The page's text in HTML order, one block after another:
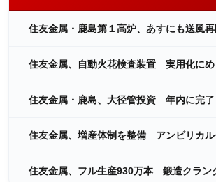
住友金属・鹿島第１高炉、あすにも送風再
住友金属、自動火花検査装置 実用化に
住友金属・鹿島、大径管投資 年内に完了
住友金属、増産体制を整備 アンビリカル
住友金属、フル生産930万本 鍛造クラン